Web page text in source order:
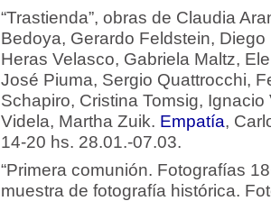
“Trastienda”, obras de Claudia
Bedoya, Gerardo Feldstein,
Heras Velasco, Gabriela Maltz,
José Piuma, Sergio Quattrocchi,
Schapiro, Cristina Tomsig,
Videla, Martha Zuik. Empatía,
14-20 hs. 28.01.-07.03.
“Primera comunión. Fotografías
muestra de fotografía histórica.